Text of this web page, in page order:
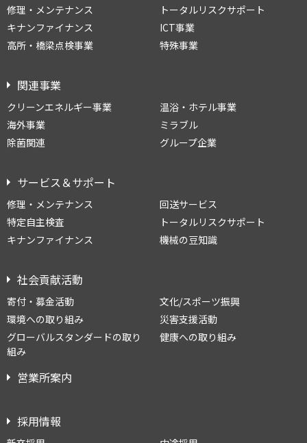
修理・メンテナンス
トータルリスクサポート
キナンファイナンス
ICT事業
高所・橋梁点検事業
特殊事業
関連事業
クリーンエネルギー事業
温浴・ホテル事業
海外事業
ミラブル
除菌関連
グループ企業
サービス＆サポート
修理・メンテナンス
回送サービス
特定自主検査
トータルリスクサポート
キナンファイナンス
機械の豆知識
社会貢献活動
寄付・募金活動
文化/スポーツ振興
環境への取り組み
災害支援活動
グローバルスタンダードの取り
組み
健康への取り組み
営業所案内
採用情報